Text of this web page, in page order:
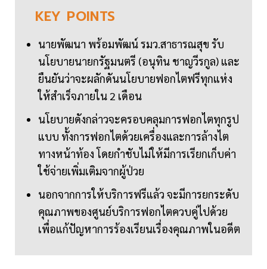
KEY POINTS
นายพัฒนา พร้อมพัฒน์ รมว.สาธารณสุข รับ
นโยบายนายกรัฐมนตรี (อนุทิน ชาญวีรกูล) และ
ยืนยันว่าจะผลักดันนโยบายฟอกไตฟรีทุกแห่ง
ให้สำเร็จภายใน 2 เดือน
นโยบายดังกล่าวจะครอบคลุมการฟอกไตทุกรูป
แบบ ทั้งการฟอกไตด้วยเครื่องและการล้างไต
ทางหน้าท้อง โดยกำชับไม่ให้มีการเรียกเก็บค่า
ใช้จ่ายเพิ่มเติมจากผู้ป่วย
นอกจากการให้บริการฟรีแล้ว จะมีการยกระดับ
คุณภาพของศูนย์บริการฟอกไตควบคู่ไปด้วย
เพื่อแก้ปัญหาการร้องเรียนเรื่องคุณภาพในอดีต